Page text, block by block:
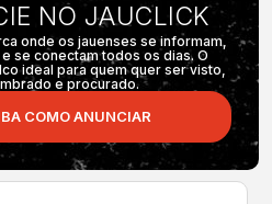
NO JAUCLICK
onde os jauenses se informam,
se conectam todos os dias. O
ideal para quem quer ser visto,
e procurado.
COMO ANUNCIAR